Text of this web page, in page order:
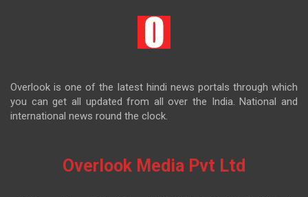
Overlook is one of the latest hindi news portals through which
you can get all updated from all over the India. National and
international news round the clock.
Overlook Media Pvt Ltd